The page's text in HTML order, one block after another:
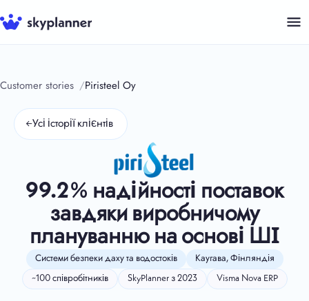
Перейти
до
Customer stories Piristeel Oy
←Усі історії клієнтів
99.2% надійності поставок
завдяки виробничому
плануванню на основі ШІ
Системи безпеки даху та водостоків Каугава, Фінляндія
~100 співробітників SkyPlanner з 2023 Visma Nova ERP